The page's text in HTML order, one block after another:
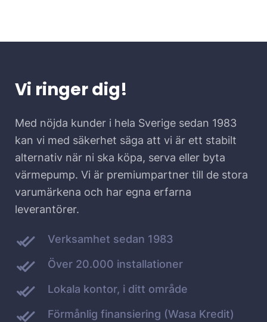
Vi ringer dig!
Med nöjda kunder i hela Sverige sedan 1983
kan vi med säkerhet säga att vi är ett stabilt
alternativ när ni ska köpa, serva eller byta
värmepump. Vi är premiumpartner till de stora
varumärkena och har egna erfarna
leverantörer.
Verksamhet sedan 1983
Över 20.000 installationer
Lokala kontor, i ditt område
Förmånlig finansiering (Wasa Kredit)